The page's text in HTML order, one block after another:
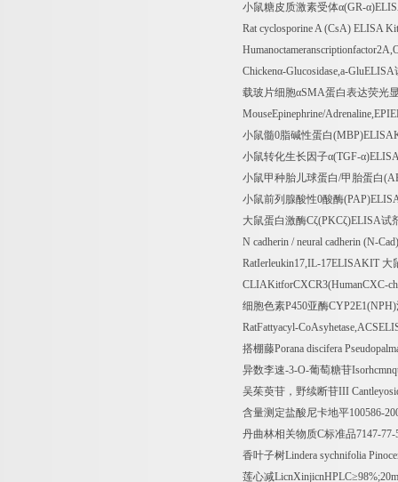
小鼠糖皮质激素受体α(GR-α
Rat cyclosporine A (CsA) ELISA
Chickenα-Glucosidase,a-GluELISA
载玻片细胞αSMA蛋白表达荧光
MouseEpinephrine/
小鼠髓0脂碱性蛋白
小鼠转化生长因子α(TGF-α
小鼠甲种胎儿球蛋白/甲胎蛋白
小鼠前列腺酸性0酸酶
大鼠蛋白激酶Cζ(PKCζ)ELISA试
N cadherin / neural cadherin (N-
RatIerleukin17,IL-17ELISAKIT 大
CLIAKitforCXCR3(HumanCXC-
细胞色素P450亚酶CYP2E1(NPH)
RatFattyacyl-
搭棚藤Porana discifera
异数李速-3-O-葡萄糖苷
吴茱萸苷，野续断苷III
含量测定盐酸尼卡地平100586-
丹曲林相关物质C标准品7147-77-
香叶子树Lindera sychnifolia
莲心减LicnXinjicnHPLC≥